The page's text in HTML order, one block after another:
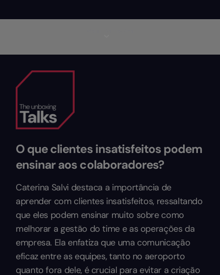
O que clientes insatisfeitos podem
ensinar aos colaboradores?
Caterina Salvi destaca a importância de
aprender com clientes insatisfeitos, ressaltando
que eles podem ensinar muito sobre como
melhorar a gestão do time e as operações da
empresa. Ela enfatiza que uma comunicação
eficaz entre as equipes, tanto no aeroporto
quanto fora dele, é crucial para evitar a criação